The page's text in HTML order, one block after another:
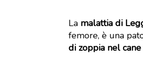
La malattia di
femore, è una
di zoppia nel